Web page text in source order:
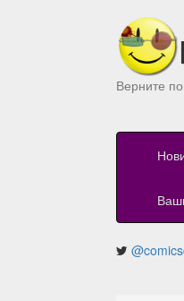
Верните